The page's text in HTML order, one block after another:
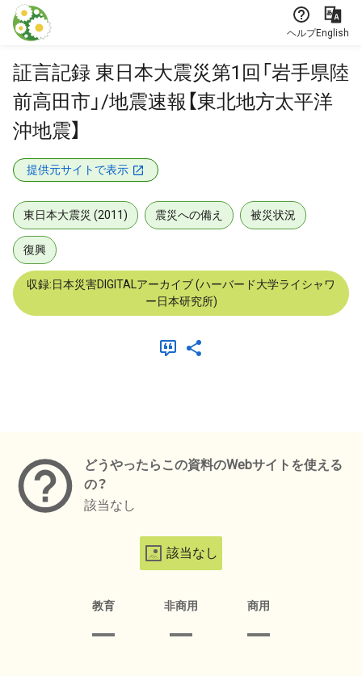
本文に飛ぶ
ヘルプEnglish
証言記録 東日本大震災第1回「岩手県陸
前高田市」/地震速報【東北地方太平洋
沖地震】
提供元サイトで表示
東日本大震災 (2011) 震災への備え 被災状況
復興
収録:日本災害DIGITALアーカイブ (ハーバード大学ライシャワ
ー日本研究所)
どうやったらこの資料のWebサイトを使える
の？
該当なし
該当なし
教育 非商用 商用